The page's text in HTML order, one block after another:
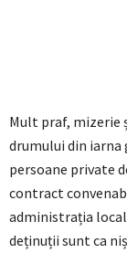
Mult praf, mizerie
drumului din iarna
persoane private
contract
administrația
deținuții sunt ca